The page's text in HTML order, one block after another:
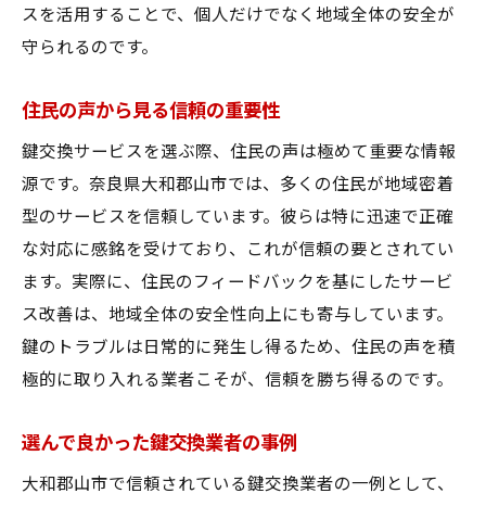
防犯対策を一歩進める方法
最新の防犯技術との融合
効果的な防犯対策の提案
長期的防犯のための鍵交換
鍵交換サービスで実現する安心な生活への第一
歩
鍵交換がもたらす安心な生活
鍵交換から始まる生活の安全
住環境の改善と鍵交換
未来を見据えた鍵交換の重要性
スを活用することで、個人だけでなく地域全体の安全が
守られるのです。
住民の声から見る信頼の重要性
鍵交換サービスを選ぶ際、住民の声は極めて重要な情報
源です。奈良県大和郡山市では、多くの住民が地域密着
型のサービスを信頼しています。彼らは特に迅速で正確
な対応に感銘を受けており、これが信頼の要とされてい
ます。実際に、住民のフィードバックを基にしたサービ
ス改善は、地域全体の安全性向上にも寄与しています。
鍵のトラブルは日常的に発生し得るため、住民の声を積
極的に取り入れる業者こそが、信頼を勝ち得るのです。
選んで良かった鍵交換業者の事例
大和郡山市で信頼されている鍵交換業者の一例として、